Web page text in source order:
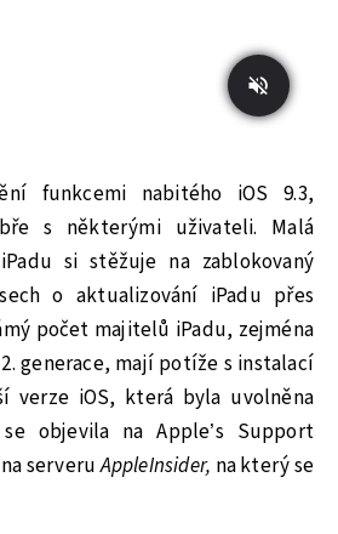
funkcemi nabitého iOS 9.3,
s některými uživateli. Malá
si stěžuje na zablokovaný
o aktualizování iPadu přes
počet majitelů iPadu, zejména
generace, mají potíže s instalací
verze iOS, která byla uvolněna
objevila na Apple’s Support
serveruAppleInsider, na který se